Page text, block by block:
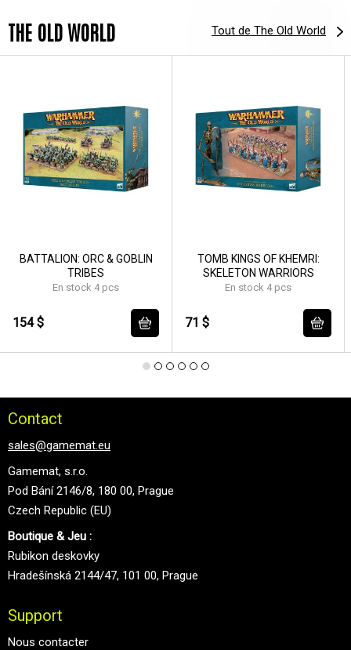
THE OLD WORLD Tout de The Old World
BATTALION: ORC & GOBLIN
TRIBES
En stock 4 pcs
154 $
TOMB KINGS OF KHEMRI:
SKELETON WARRIORS
En stock 4 pcs
71 $
Contact
sales@gamemat.eu
Gamemat, s.r.o.
Pod Bání 2146/8, 180 00, Prague
Czech Republic (EU)
Boutique & Jeu :
Rubikon deskovky
Hradešínská 2144/47, 101 00, Prague
Support
Nous contacter